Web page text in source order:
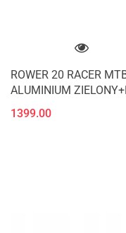
ROWER 20 RACER
ALUMINIUM
1399.00